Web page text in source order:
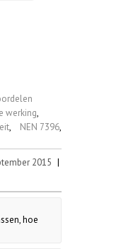
werking,
, NEN 7396,
2015 |
hoe